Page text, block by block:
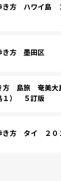
方 ハワイ島
き方 墨田区
方 島旅 奄美
１） ５訂版
き方 タイ ２０